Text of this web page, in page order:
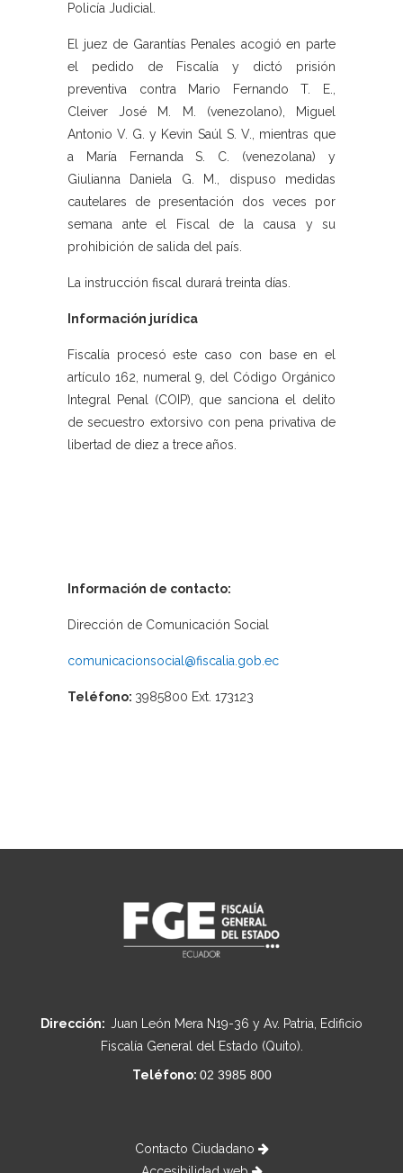
Policía Judicial.
El juez de Garantías Penales acogió en parte
el pedido de Fiscalía y dictó prisión
preventiva contra Mario Fernando T. E.,
Cleiver José M. M. (venezolano), Miguel
Antonio V. G. y Kevin Saúl S. V., mientras que
a María Fernanda S. C. (venezolana) y
Giulianna Daniela G. M., dispuso medidas
cautelares de presentación dos veces por
semana ante el Fiscal de la causa y su
prohibición de salida del país.
La instrucción fiscal durará treinta días.
Información jurídica
Fiscalía procesó este caso con base en el
artículo 162, numeral 9, del Código Orgánico
Integral Penal (COIP), que sanciona el delito
de secuestro extorsivo con pena privativa de
libertad de diez a trece años.
Información de contacto:
Dirección de Comunicación Social
comunicacionsocial@fiscalia.gob.ec
Teléfono: 3985800 Ext. 173123
Dirección: Juan León Mera N19-36 y Av. Patria, Edificio
Fiscalía General del Estado (Quito).
Teléfono: 02 3985 800
Contacto Ciudadano